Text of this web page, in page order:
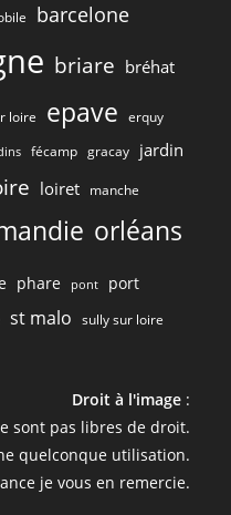
barcelone
briare bréhat
loire epave erquy
fécamp gracay jardin
loiret manche
orléans
phare pont port
st malo sully sur loire
Droit à l'image:
sont pas libres de droit.
quelconque utilisation.
je vous en remercie.